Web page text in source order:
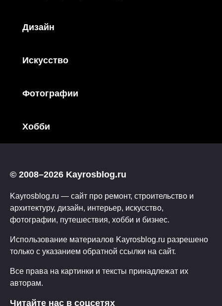
Дизайн
Искусство
Фотографии
Хобби
© 2008–2026 Kayrosblog.ru
Kayrosblog.ru — сайт про ремонт, строительство и
архитектуру, дизайн, интерьер, искусство,
фотографии, путешествия, хобби и бизнес.
Использование материалов Kayrosblog.ru разрешено
только с указанием обратной ссылки на сайт.
Все права на картинки и тексты принадлежат их
авторам.
Читайте нас в соцсетях